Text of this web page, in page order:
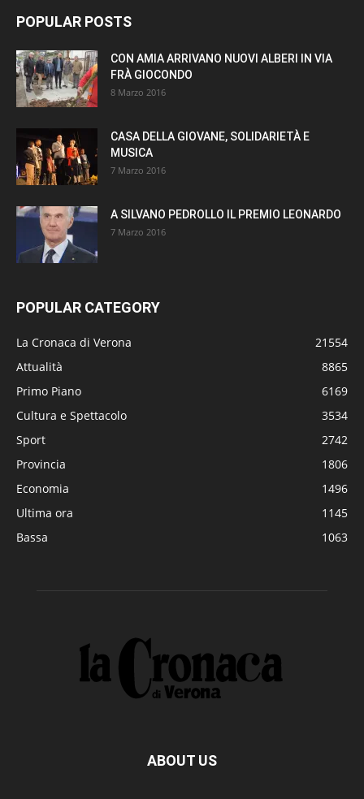
POPULAR POSTS
CON AMIA ARRIVANO NUOVI ALBERI IN VIA
FRÀ GIOCONDO
8 Marzo 2016
CASA DELLA GIOVANE, SOLIDARIETÀ E
MUSICA
7 Marzo 2016
A SILVANO PEDROLLO IL PREMIO LEONARDO
7 Marzo 2016
POPULAR CATEGORY
La Cronaca di Verona
21554
Attualità
8865
Primo Piano
6169
Cultura e Spettacolo
3534
Sport
2742
Provincia
1806
Economia
1496
Ultima ora
1145
Bassa
1063
ABOUT US